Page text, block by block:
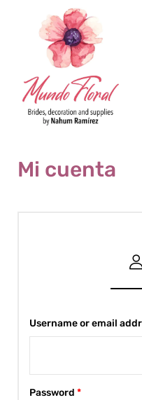
Mi cuenta
Username or email
Password *